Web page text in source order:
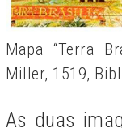
Mapa “Terra
Miller, 1519,
As duas